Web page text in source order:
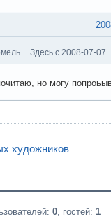
Здесь с 2008-07-07
но могу
художников
0, гостей: 1